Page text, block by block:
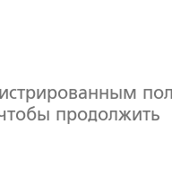
продолжить